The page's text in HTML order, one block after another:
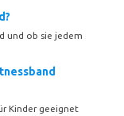
und ob sie jedem
Kinder geeignet